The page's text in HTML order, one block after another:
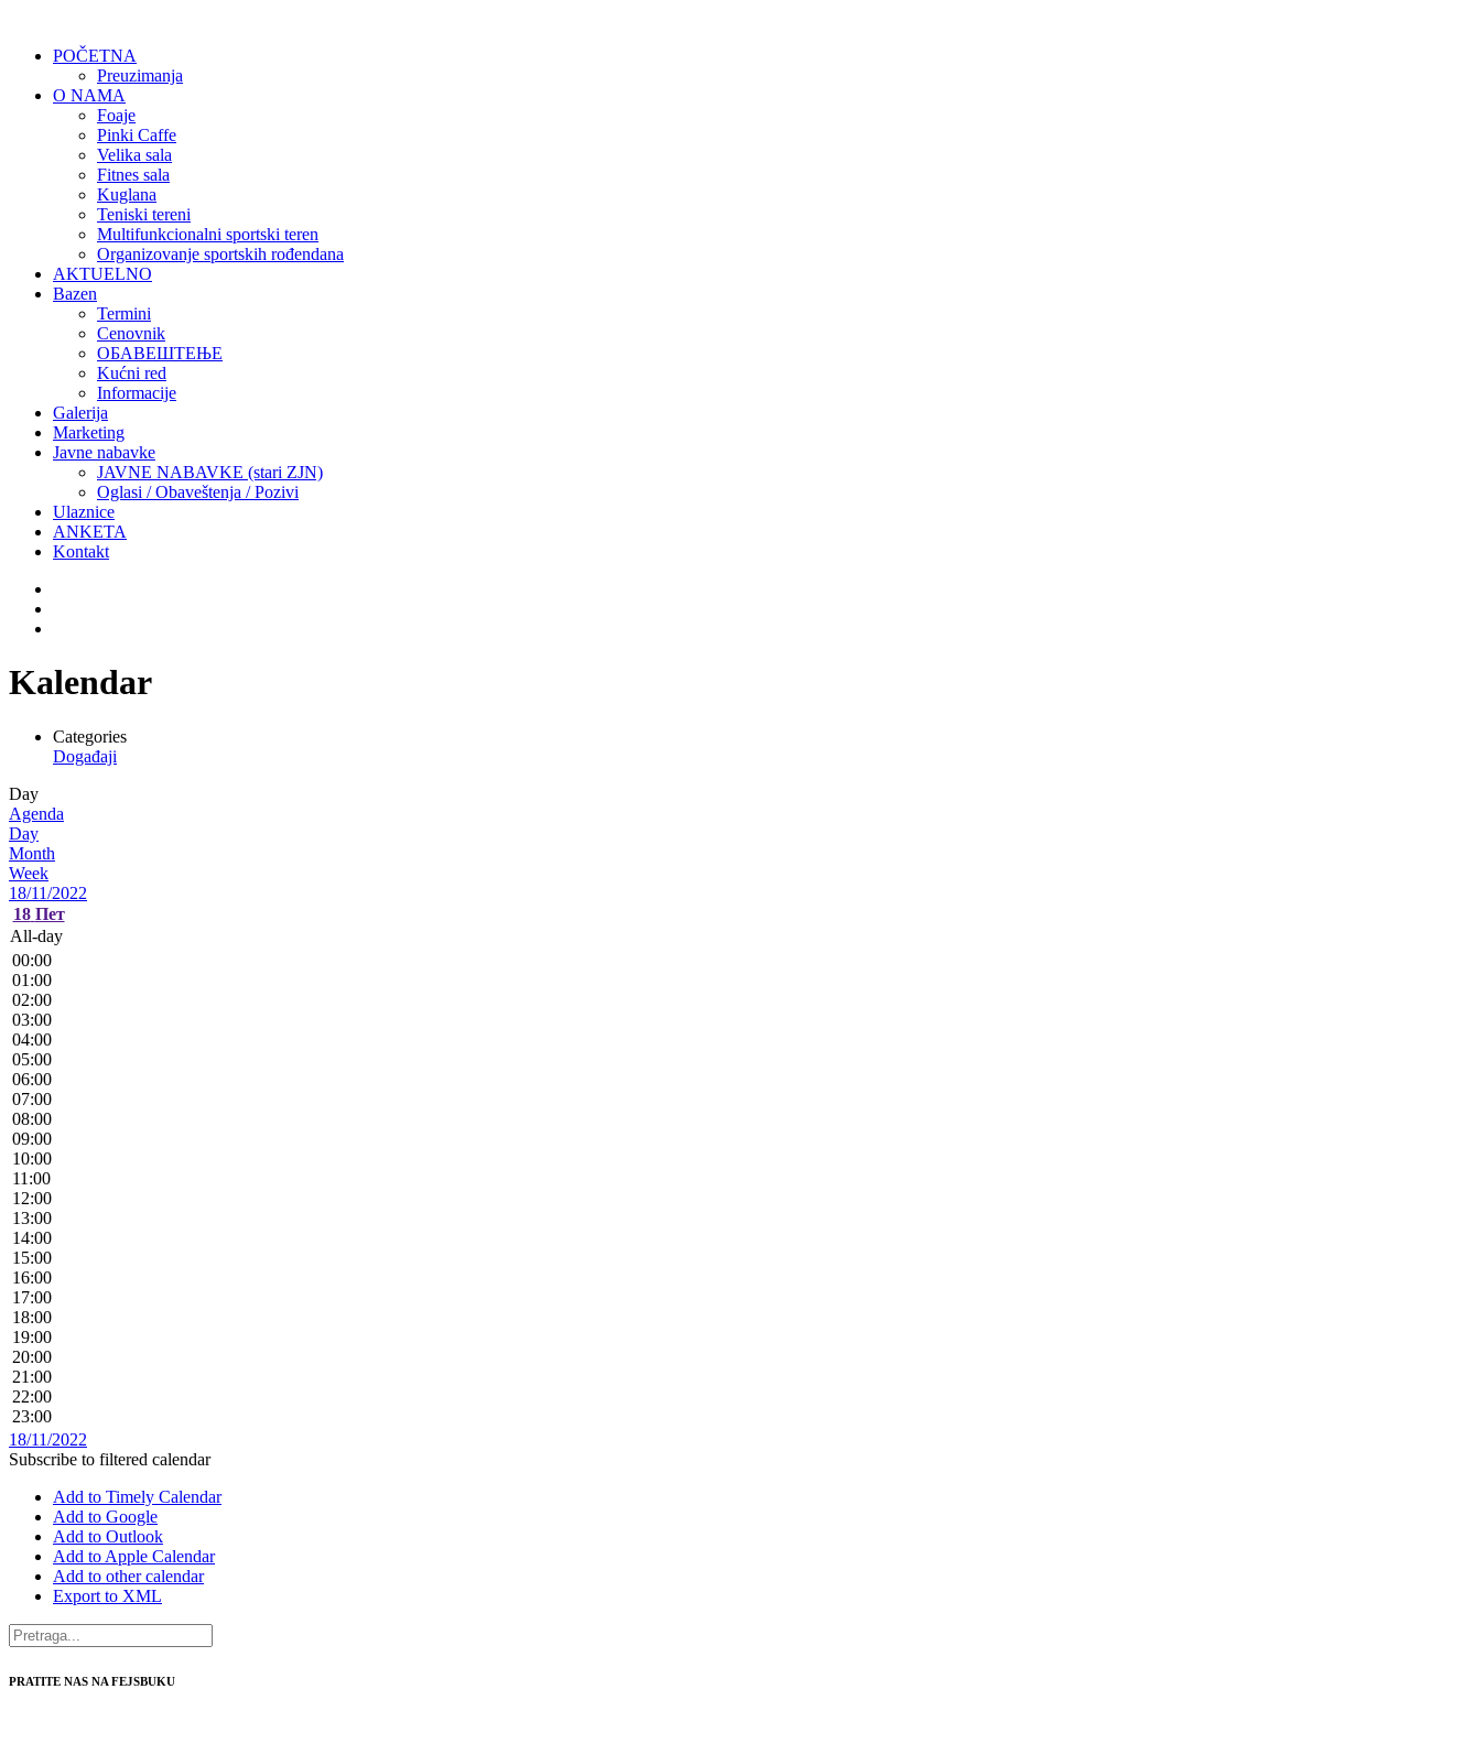
POČETNA
Preuzimanja
O NAMA
Foaje
Pinki Caffe
Velika sala
Fitnes sala
Kuglana
Teniski tereni
Multifunkcionalni sportski teren
Organizovanje sportskih rođendana
AKTUELNO
Bazen
Termini
Cenovnik
ОБАВЕШТЕЊЕ
Kućni red
Informacije
Galerija
Marketing
Javne nabavke
JAVNE NABAVKE (stari ZJN)
Oglasi / Obaveštenja / Pozivi
Ulaznice
ANKETA
Kontakt
Kalendar
Categories
Događaji
Day
Agenda
Day
Month
Week
18/11/2022
18 Пет
All-day
00:00
01:00
02:00
03:00
04:00
05:00
06:00
07:00
08:00
09:00
10:00
11:00
12:00
13:00
14:00
15:00
16:00
17:00
18:00
19:00
20:00
21:00
22:00
23:00
18/11/2022
Subscribe to filtered calendar
Add to Timely Calendar
Add to Google
Add to Outlook
Add to Apple Calendar
Add to other calendar
Export to XML
PRATITE NAS NA FEJSBUKU